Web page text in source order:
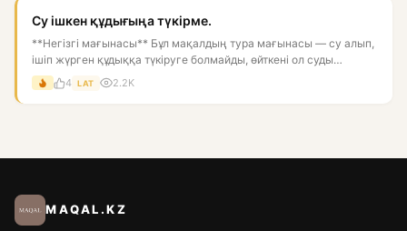
Су ішкен құдығыңа түкірме.
**Негізгі мағынасы** Бұл мақалдың тура мағынасы — су алып,
ішіп жүрген құдыққа түкіруге болмайды, өйткені ол суды
ластай...
4 LAT 2.2K
MAQAL.KZ